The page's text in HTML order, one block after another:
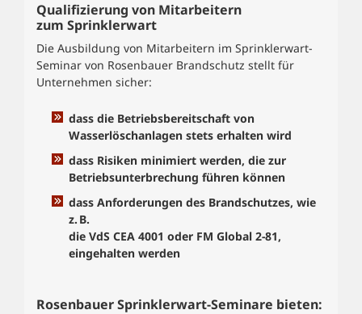
Qualifizierung von Mitarbeitern
zum Sprinklerwart
Die Ausbildung von Mitarbeitern im Sprinklerwart-
Seminar von Rosenbauer Brandschutz stellt für
Unternehmen sicher:
dass die Betriebsbereitschaft von
Wasserlöschanlagen stets erhalten wird
dass Risiken minimiert werden, die zur
Betriebsunterbrechung führen können
dass Anforderungen des Brandschutzes, wie
z. B.
die VdS CEA 4001 oder FM Global 2-81,
eingehalten werden
Rosenbauer Sprinklerwart-Seminare bieten: